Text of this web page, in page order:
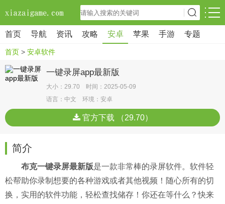
首页 导航 资讯 攻略 安卓 苹果 手游 专题
首页 > 安卓软件
一键录屏app最新版
大小：29.70 时间：2025-05-09
语言：中文 环境：安卓
官方下载 （29.70）
简介
布克一键录屏最新版是一款非常棒的录屏软件。软件轻
松帮助你录制想要的各种游戏或者其他视频！随心所有的切
换，实用的软件功能，轻松查找储存！你还在等什么？快来